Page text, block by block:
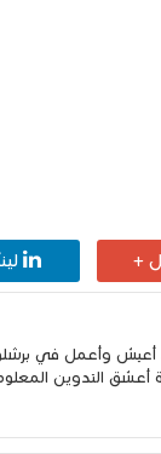
+
الحسين مزواد ، مغربي الجنسية ، عمري
أعشق التدوين